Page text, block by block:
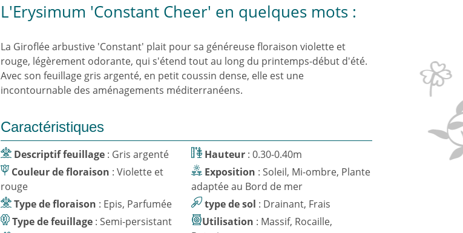
L'Erysimum 'Constant Cheer' en quelques mots :
La Giroflée arbustive 'Constant' plait pour sa généreuse floraison violette et
rouge, légèrement odorante, qui s'étend tout au long du printemps-début d'été.
Avec son feuillage gris argenté, en petit coussin dense, elle est une
incontournable des aménagements méditerranéens.
Caractéristiques
Descriptif feuillage : Gris argenté
Couleur de floraison : Violette et
rouge
Type de floraison
: Epis, Parfumée
Type de feuillage : Semi-persistant
Hauteur : 0.30-0.40m
Exposition : Soleil, Mi-ombre, Plante
adaptée au Bord de mer
type de sol
: Drainant, Frais
Utilisation : Massif, Rocaille,